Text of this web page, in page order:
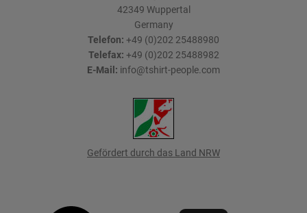
42349 Wuppertal
Germany
Telefon: +49 (0)202 25488980
Telefax: +49 (0)202 25488982
E-Mail: info@tshirt-people.com
Gefördert durch das Land NRW